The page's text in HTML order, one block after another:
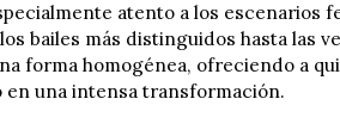
atento a los escenarios
bailes más distinguidos hasta las
forma homogénea, ofreciendo a
en una intensa transformación.